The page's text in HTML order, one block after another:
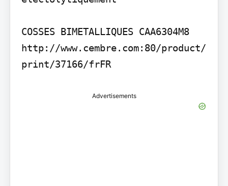
COSSES BIMETALLIQUES CAA630­4M8
http://www.cembre.com:80/product/
print/37166/fr­FR
Advertisements